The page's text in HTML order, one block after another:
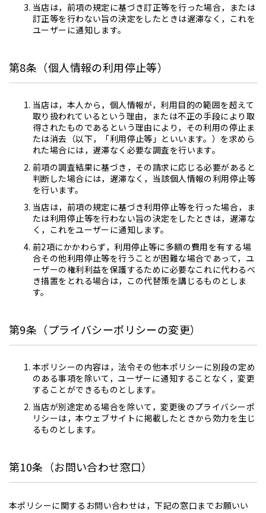
当店は，前項の規定に基づき訂正等を行った場合，または
訂正等を行わない旨の決定をしたときは遅滞なく，これを
ユーザーに通知します。
第8条（個人情報の利用停止等）
当店は，本人から，個人情報が，利用目的の範囲を超えて
取り扱われているという理由，または不正の手段により取
得されたものであるという理由により，その利用の停止ま
たは消去（以下，「利用停止等」といいます。）を求めら
れた場合には，遅滞なく必要な調査を行います。
前項の調査結果に基づき，その請求に応じる必要があると
判断した場合には，遅滞なく，当該個人情報の利用停止等
を行います。
当店は，前項の規定に基づき利用停止等を行った場合，ま
たは利用停止等を行わない旨の決定をしたときは，遅滞な
く，これをユーザーに通知します。
前2項にかかわらず，利用停止等に多額の費用を有する場
合その他利用停止等を行うことが困難な場合であって，ユ
ーザーの権利利益を保護するために必要なこれに代わるべ
き措置をとれる場合は，この代替策を講じるものとしま
す。
第9条（プライバシーポリシーの変更）
本ポリシーの内容は，法令その他本ポリシーに別段の定め
のある事項を除いて，ユーザーに通知することなく，変更
することができるものとします。
当店が別途定める場合を除いて，変更後のプライバシーポ
リシーは，本ウェブサイトに掲載したときから効力を生じ
るものとします。
第10条（お問い合わせ窓口）
本ポリシーに関するお問い合わせは，下記の窓口までお願いい